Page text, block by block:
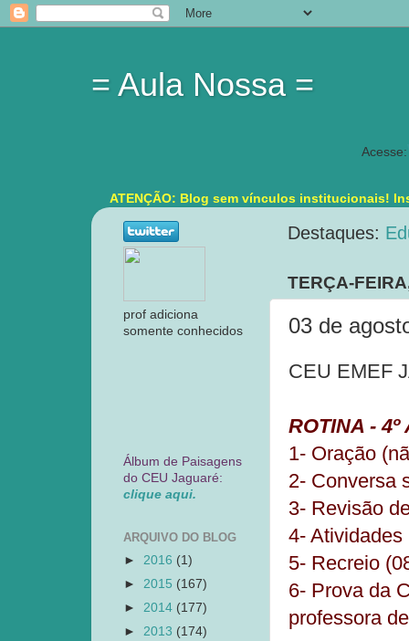
= Aula Nossa =
Acesse:
ATENÇÃO: Blog sem vínculos institucionais!
Destaques:
TERÇA-
03 de
CEU EMEF
ROTINA - 4º
1- Oração
2- Conversa
3- Revisão
4- Atividades
5- Recreio
6- Prova da
professora
prof adiciona
somente conhecidos
Álbum de Paisagens
do CEU Jaguaré:
clique aqui.
ARQUIVO DO BLOG
► 2016 (1)
► 2015 (167)
► 2014 (177)
► 2013 (174)